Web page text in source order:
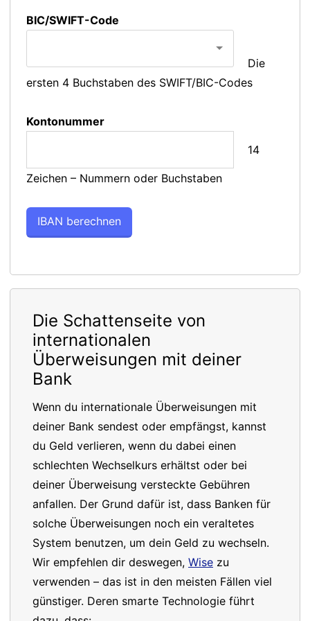
BIC/SWIFT-Code
Die
ersten 4 Buchstaben des SWIFT/BIC-Codes
Kontonummer
14
Zeichen – Nummern oder Buchstaben
Die Schattenseite von
internationalen
Überweisungen mit deiner
Bank
Wenn du internationale Überweisungen mit
deiner Bank sendest oder empfängst, kannst
du Geld verlieren, wenn du dabei einen
schlechten Wechselkurs erhältst oder bei
deiner Überweisung versteckte Gebühren
anfallen. Der Grund dafür ist, dass Banken für
solche Überweisungen noch ein veraltetes
System benutzen, um dein Geld zu wechseln.
Wir empfehlen dir deswegen, Wise zu
verwenden – das ist in den meisten Fällen viel
günstiger. Deren smarte Technologie führt